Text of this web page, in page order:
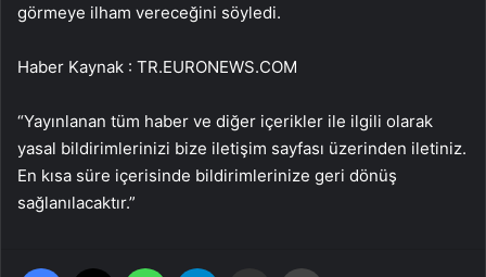
görmeye ilham vereceğini söyledi.
Haber Kaynak : TR.EURONEWS.COM
“Yayınlanan tüm haber ve diğer içerikler ile ilgili olarak
yasal bildirimlerinizi bize iletişim sayfası üzerinden iletiniz.
En kısa süre içerisinde bildirimlerinize geri dönüş
sağlanılacaktır.”
Facebook WhatsApp Email'den paylaş